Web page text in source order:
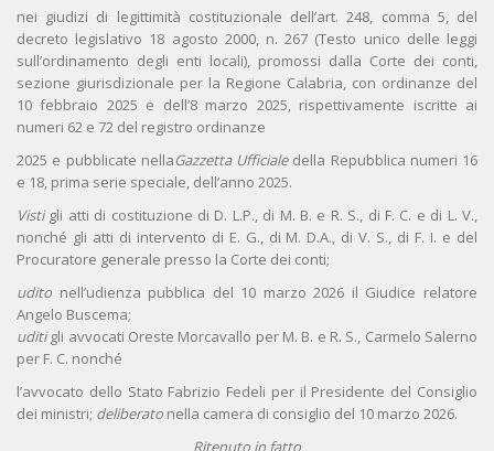
nei giudizi di legittimità costituzionale dell’art. 248, comma 5, del
decreto legislativo 18 agosto 2000, n. 267 (Testo unico delle leggi
sull’ordinamento degli enti locali), promossi dalla Corte dei conti,
sezione giurisdizionale per la Regione Calabria, con ordinanze del
10 febbraio 2025 e dell’8 marzo 2025, rispettivamente iscritte ai
numeri 62 e 72 del registro ordinanze
2025 e pubblicate nellaGazzetta Ufficiale della Repubblica numeri 16
e 18, prima serie speciale, dell’anno 2025.
Visti gli atti di costituzione di D. L.P., di M. B. e R. S., di F. C. e di L. V.,
nonché gli atti di intervento di E. G., di M. D.A., di V. S., di F. I. e del
Procuratore generale presso la Corte dei conti;
udito nell’udienza pubblica del 10 marzo 2026 il Giudice relatore
Angelo Buscema;
uditigli avvocati Oreste Morcavallo per M. B. e R. S., Carmelo Salerno
per F. C. nonché
l’avvocato dello Stato Fabrizio Fedeli per il Presidente del Consiglio
dei ministri; deliberato nella camera di consiglio del 10 marzo 2026.
Ritenuto in fatto